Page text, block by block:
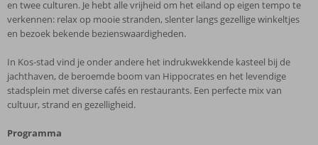
en twee culturen. Je hebt alle vrijheid om het eiland op eigen tempo te
verkennen: relax op mooie stranden, slenter langs gezellige winkeltjes
en bezoek bekende bezienswaardigheden.
In Kos-stad vind je onder andere het indrukwekkende kasteel bij de
jachthaven, de beroemde boom van Hippocrates en het levendige
stadsplein met diverse cafés en restaurants. Een perfecte mix van
cultuur, strand en gezelligheid.
Programma